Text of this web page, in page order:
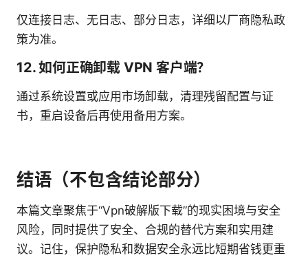
仅连接日志、无日志、部分日志，详细以厂商隐私政
策为准。
12. 如何正确卸载 VPN 客户端？
通过系统设置或应用市场卸载，清理残留配置与证
书，重启设备后再使用备用方案。
结语（不包含结论部分）
本篇文章聚焦于“Vpn破解版下载”的现实困境与安全
风险，同时提供了安全、合规的替代方案和实用建
议。记住，保护隐私和数据安全永远比短期省钱更重